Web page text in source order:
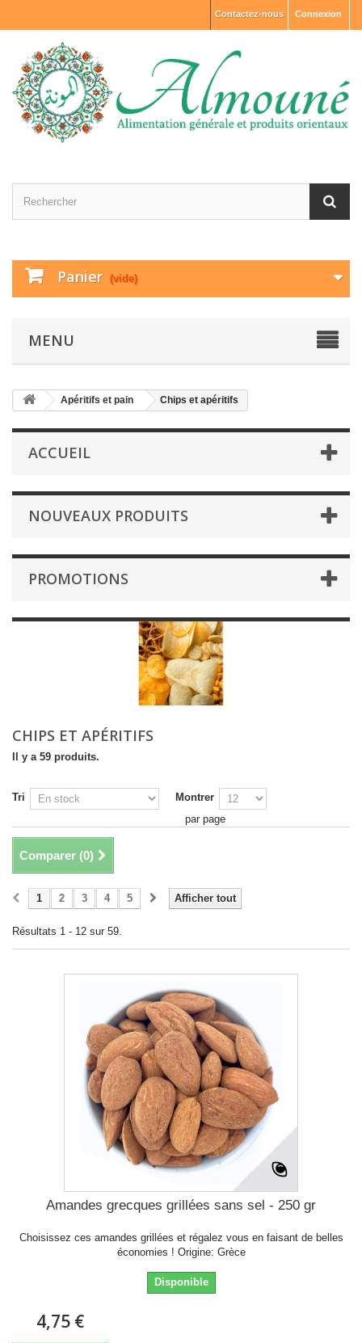
Connexion
Contactez-nous
Panier (vide)
MENU
Apéritifs et pain Chips et apéritifs
ACCUEIL
NOUVEAUX PRODUITS
PROMOTIONS
CHIPS ET APÉRITIFS
Il y a 59 produits.
Tri
Montrer
par page
Comparer (0)
Afficher tout
1 2 3 4 5
Résultats 1 - 12 sur 59.
Amandes grecques grillées sans sel - 250 gr
Choisissez ces amandes grillées et régalez vous en faisant de belles
économies ! Origine: Grèce
Disponible
4,75 €